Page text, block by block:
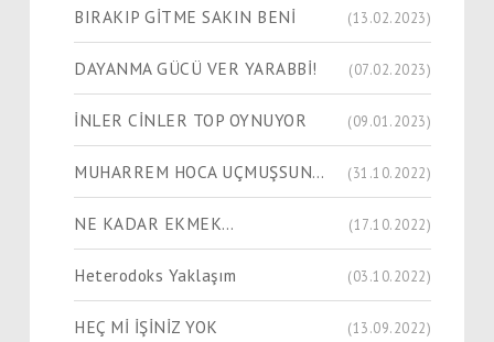
BIRAKIP GİTME SAKIN BENİ (13.02.2023)
DAYANMA GÜCÜ VER YARABBİ! (07.02.2023)
İNLER CİNLER TOP OYNUYOR (09.01.2023)
MUHARREM HOCA UÇMUŞSUN… (31.10.2022)
NE KADAR EKMEK… (17.10.2022)
Heterodoks Yaklaşım (03.10.2022)
HEÇ Mİ İŞİNİZ YOK (13.09.2022)